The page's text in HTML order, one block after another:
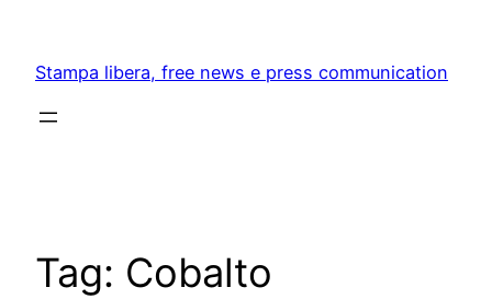
content
Stampa libera, free news e press communication
Tag: Cobalto